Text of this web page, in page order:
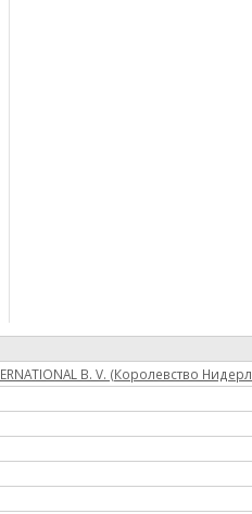
B. V. (Королевство